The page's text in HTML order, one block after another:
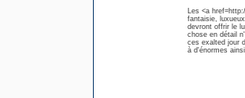
Les <a
fantaisie,
devront offrir le
chose en détail
ces exalted jour
à d'énormes